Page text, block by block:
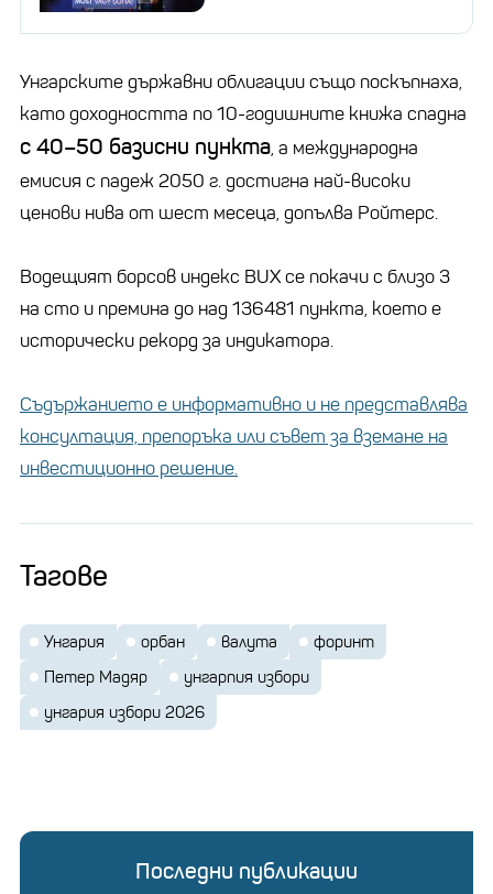
Унгарските държавни облигации също поскъпнаха,
като доходността по 10-годишните книжа спадна
с 40–50 базисни пункта, а международна
емисия с падеж 2050 г. достигна най-високи
ценови нива от шест месеца, допълва Ройтерс.
Водещият борсов индекс BUX се покачи с близо 3
на сто и премина до над 136481 пункта, което е
исторически рекорд за индикатора.
Съдържанието е информативно и не представлява
консултация, препоръка или съвет за вземане на
инвестиционно решение.
Тагове
Унгария орбан валута
форинт
Петер Мадяр
унгарпия избори
унгария избори 2026
Последни публикации